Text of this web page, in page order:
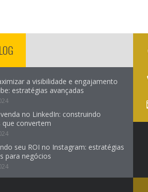
a visibilidade e engajamento
estratégias avançadas
no LinkedIn: construindo
que convertem
seu ROI no Instagram: estratégias
para negócios